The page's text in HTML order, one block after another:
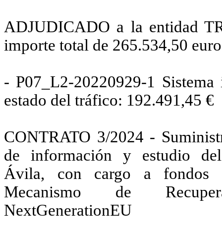
ADJUDICADO a la entidad
importe total de 265.534,50
- P07_L2-20220929-1
estado del tráfico: 192.491,45 €
CONTRATO 3/2024 -
de información y estudio
Ávila, con cargo a fondos
Mecanismo de
NextGenerationEU